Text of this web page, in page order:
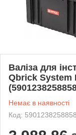
Валіза для
Qbrick System
Немає в наявності
Код: 5901238258858